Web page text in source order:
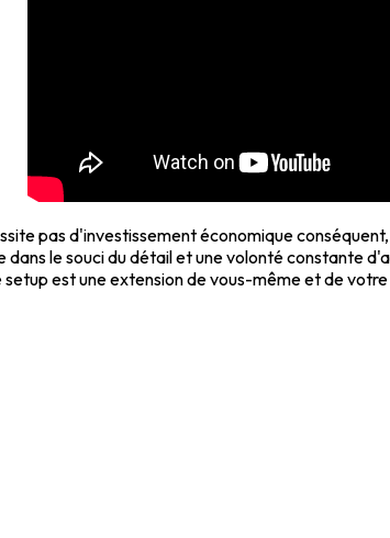
pas d'investissement économique
dans le souci du détail et une volonté constante
est une extension de vous-même et de